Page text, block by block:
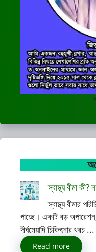
স্বাস্থ্য বীমা
স্বাস্থ্য বীমার
পাচ্ছে। একটি বড়
দীর্ঘমেয়াদি চিকিৎসার খরচ ...
Read more